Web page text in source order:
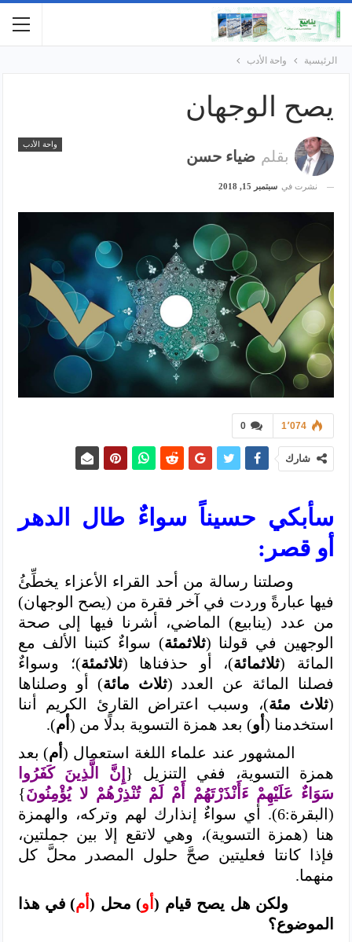
الرئيسية واحة الأدب
يصح الوجهان
واحة الأدب
بقلم ضياء حسن
نشرت في سبتمبر 15, 2018
0 1٬074
شارك
سأبكي حسيناً سواءٌ طال الدهر
أو قصر:
وصلتنا رسالة من أحد القراء الأعزاء يخطِّئُ
فيها عبارةً وردت في آخر فقرة من (يصح الوجهان)
من عدد (ينابيع) الماضي، أشرنا فيها إلى صحة
الوجهين في قولنا (ثلاثمئة) سواءٌ كتبنا الألف مع
المائة (ثلاثمائة)، أو حذفناها (ثلاثمئة)؛ وسواءٌ
فصلنا المائة عن العدد (ثلاث مائة) أو وصلناها
(ثلاث مئة)، وسبب اعتراض القارئ الكريم أننا
استخدمنا ( أو) بعد همزة التسوية بدلًا من ( أم).
المشهور عند علماء اللغة استعمال ( أم) بعد
همزة التسوية، ففي التنزيل { إِنَّ الَّذِينَ كَفَرُوا
سَوَاءٌ عَلَيْهِمْ ءَأَنْذَرْتَهُمْ أَمْ لَمْ تُنْذِرْهُمْ لا يُؤْمِنُونَ}
(البقرة:6). أي سواءٌ إنذارك لهم وتركه، والهمزة
هنا (همزة التسوية)، وهي لاتقع إلا بين جملتين،
فإذا كانتا فعليتين صحَّ حلول المصدر محلَّ كل
منهما.
ولكن هل يصح قيام (أو) محل (أم) في هذا
الموضوع؟